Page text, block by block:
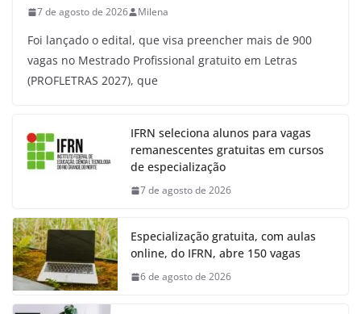
7 de agosto de 2026 Milena
Foi lançado o edital, que visa preencher mais de 900
vagas no Mestrado Profissional gratuito em Letras
(PROFLETRAS 2027), que
IFRN seleciona alunos para vagas
remanescentes gratuitas em cursos
de especialização
7 de agosto de 2026
Especialização gratuita, com aulas
online, do IFRN, abre 150 vagas
6 de agosto de 2026